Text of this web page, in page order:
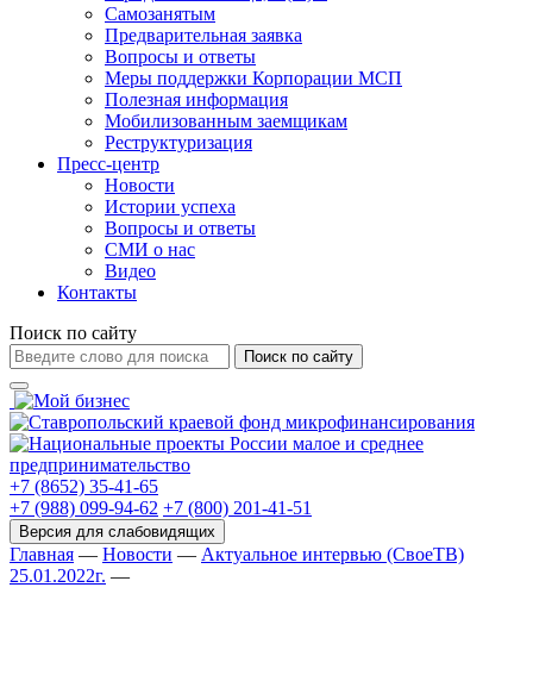
Самозанятым
Предварительная заявка
Вопросы и ответы
Меры поддержки Корпорации МСП
Полезная информация
Мобилизованным заемщикам
Реструктуризация
Пресс-центр
Новости
Истории успеха
Вопросы и ответы
СМИ о нас
Видео
Контакты
Поиск по сайту
Поиск по сайту
+7 (8652) 35-41-65
+7 (988) 099-94-62 +7 (800) 201-41-51
Главная — Новости — Актуальное интервью (СвоеТВ)
25.01.2022г. —